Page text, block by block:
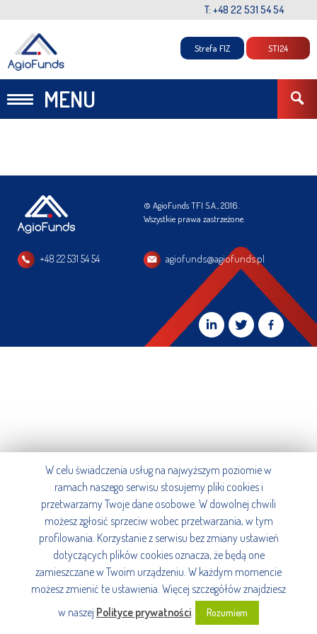
T: +48 22 531 54 54
MENU
Strefa FIZ STI24
© AgioFunds TFI S.A., 2016.
Wszystkie prawa zastrzeżone.
+48 22 531 54 54 agiofunds@agiofunds.pl
W celu świadczenia usług na najwyższym poziomie w
ramach naszego serwisu stosujemy pliki cookies i
przetwarzamy Twoje dane osobowe. W dowolnej chwili
możesz zgłosić sprzeciw wobec przetwarzania, w tym
profilowania. Korzystanie z serwisu bez zmiany ustawień
dotyczących plików cookies oznacza, że będą one
zamieszczane w Twoim urządzeniu. W każdym momencie
możesz zmienić te ustawienia. Więcej szczegółów znajdziesz
w naszej Polityce prywatności. Rozumiem